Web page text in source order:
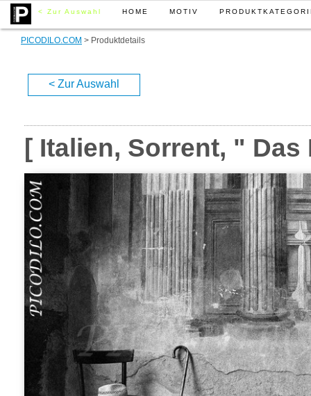
< Zur Auswahl HOME MOTIV
PICODILO.COM > Produktdetails
< Zur Auswahl
[ Italien, Sorrent, "